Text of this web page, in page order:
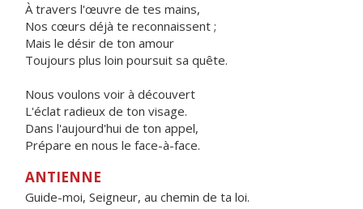
À travers l'œuvre de tes mains,
Nos cœurs déjà te reconnaissent ;
Mais le désir de ton amour
Toujours plus loin poursuit sa quête.
Nous voulons voir à découvert
L'éclat radieux de ton visage.
Dans l'aujourd'hui de ton appel,
Prépare en nous le face-à-face.
ANTIENNE
Guide-moi, Seigneur, au chemin de ta loi.